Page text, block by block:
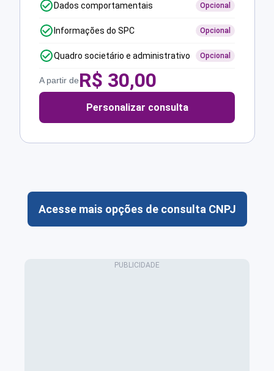
Dados comportamentais Opcional
Informações do SPC Opcional
Quadro societário e administrativo Opcional
A partir deR$ 30,00
Personalizar consulta
Acesse mais opções de consulta CNPJ